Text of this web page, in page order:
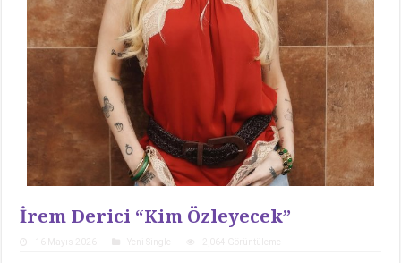
İrem Derici “Kim Özleyecek”